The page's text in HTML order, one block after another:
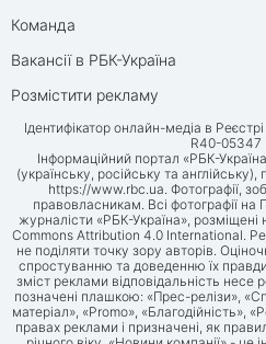
Команда
Вакансії в РБК-Україна
Розмістити рекламу
Ідентифікатор онлайн-медіа в
R40-05347
Інформаційний портал «РБК-
(українську, російську та
https://www.rbc.ua. Фотографії,
правовласникам. Всі фотографії на
журналісти «РБК-Україна», розміщені
Commons Attribution 4.0 International.
не поділяти точку зору авторів.
спростуванню та доведенню їх
зміст реклами відповідальність
позначені плашкою: «Прес-релізи»,
матеріал», «Promo», «Благодійність»,
правах реклами і призначені, як